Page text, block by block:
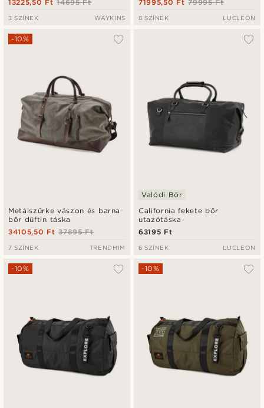
14695 Ft
13225,50 Ft
3 SZÍNEK WAYKINS
79995 Ft
71995,50 Ft
8 SZÍNEK LUCLEON
Metálszürke vászon és barna
bőr düftin táska
-10%
37895 Ft
34105,50 Ft
7 SZÍNEK TRENDHIM
California fekete bőr
utazótáska
Valódi Bőr
63195 Ft
6 SZÍNEK LUCLEON
-10% -10%